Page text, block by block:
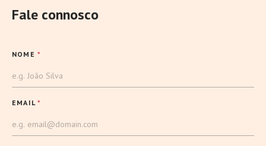
Fale connosco
NOME *
EMAIL*